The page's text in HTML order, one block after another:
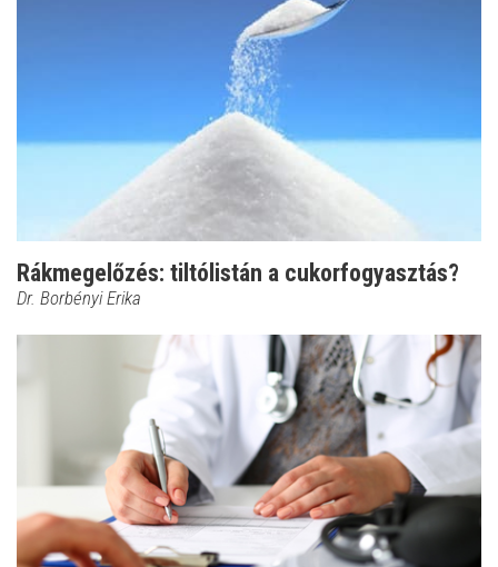
Rákmegelőzés: tiltólistán a cukorfogyasztás?
Dr. Borbényi Erika